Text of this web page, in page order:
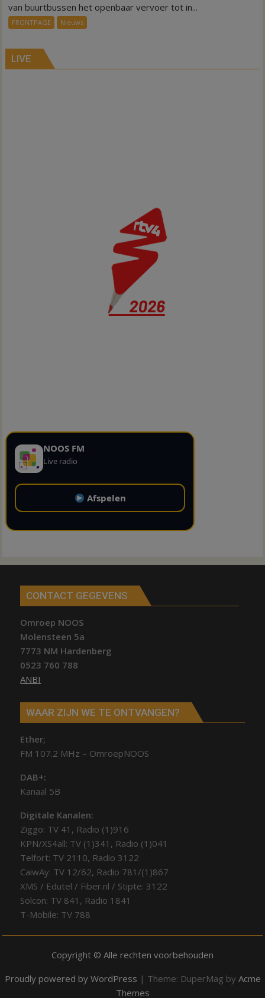
Hardenberg
van buurtbussen het openbaar vervoer tot in...
FRONTPAGE Nieuws
LIVE
NOOS FM
Live radio
Afspelen
CONTACT GEGEVENS
Omroep NOOS
Molensteen 5a
7773 NM Hardenberg
0523 760 788
ANBI
WAAR ZIJN WE TE ONTVANGEN?
Ether;
FM 107.2 MHz – OmroepNOOS
DAB+:
Kanaal 5B
Digitale Kanalen:
Ziggo: TV 41, Radio (1)916
KPN/XS4all: TV (1)341, Radio (1)041
Telfort: TV 2110, Radio 3122
CaiwAy: TV 12/62, Radio 781/(1)867
XMS / Edutel / Fiber.nl / Stipte: 3122
Solcon: TV 841, Radio 1841
T-Mobile: TV 788
Copyright © Alle rechten voorbehouden
Proudly powered by WordPress | Theme: DuperMag by Acme
Themes